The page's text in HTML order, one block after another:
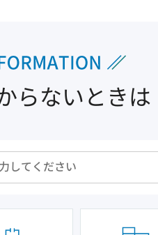
らないときは